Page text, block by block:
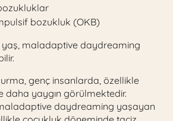
bozukluk (OKB)
yaş, maladaptive daydreaming
genç insanlarda, özellikle
daha yaygın görülmektedir.
daydreaming yaşayan